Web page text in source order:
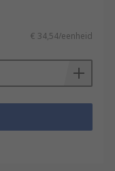
€ 34,54/eenheid